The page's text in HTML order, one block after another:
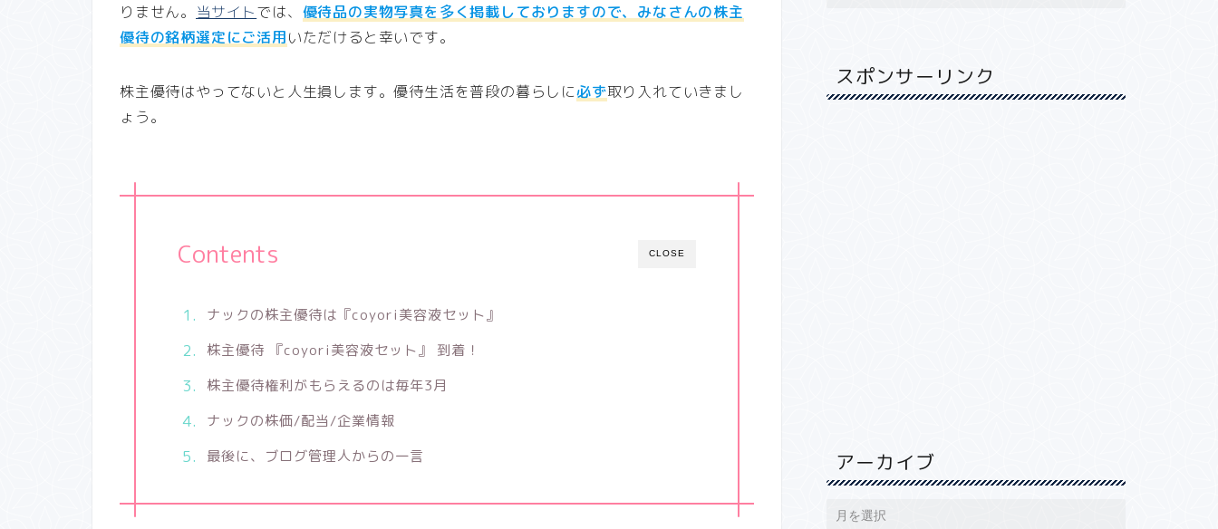
りません。 当サイトでは、 優待品の実物写真を多く掲載しておりますので、みなさんの株主
優待の銘柄選定にご活用いただけると幸いです。
株主優待はやってないと人生損します。優待生活を普段の暮らしに必ず取り入れていきまし
ょう。
CLOSE
Contents
ナックの株主優待は『coyori美容液セット』
株主優待 『coyori美容液セット』 到着！
株主優待権利がもらえるのは毎年3月
ナックの株価/配当/企業情報
最後に、ブログ管理人からの一言
スポンサーリンク
アーカイブ